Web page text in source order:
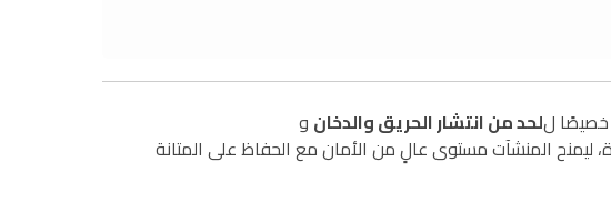
خصيصًا للحد من انتشار الحريق والدخان و
ليمنح المنشآت مستوى عالٍ من الأمان مع الحفاظ على المتانة